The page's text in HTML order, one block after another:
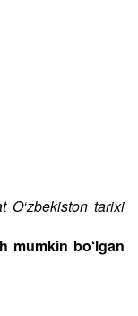
O‘zbekiston tarixi
mumkin bo‘lgan